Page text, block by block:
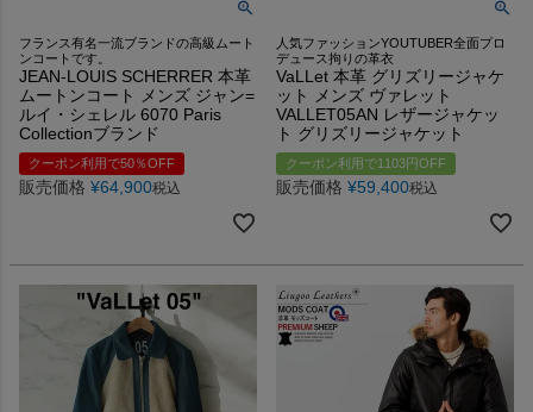
フランス有名一流ブランドの高級ムート
ンコートです。
JEAN-LOUIS SCHERRER 本革
ムートンコート メンズ ジャン=
ルイ・シェレル 6070 Paris
Collectionブランド
クーポン利用で50％OFF
販売価格 ¥64,900税込
人気ファッションYOUTUBER全面プロ
デュース拘りの革衣
VaLLet 本革 グリズリージャケ
ット メンズ ヴァレット
VALLET05AN レザージャケッ
ト グリズリージャケット
クーポン利用で1103円OFF
販売価格 ¥59,400税込